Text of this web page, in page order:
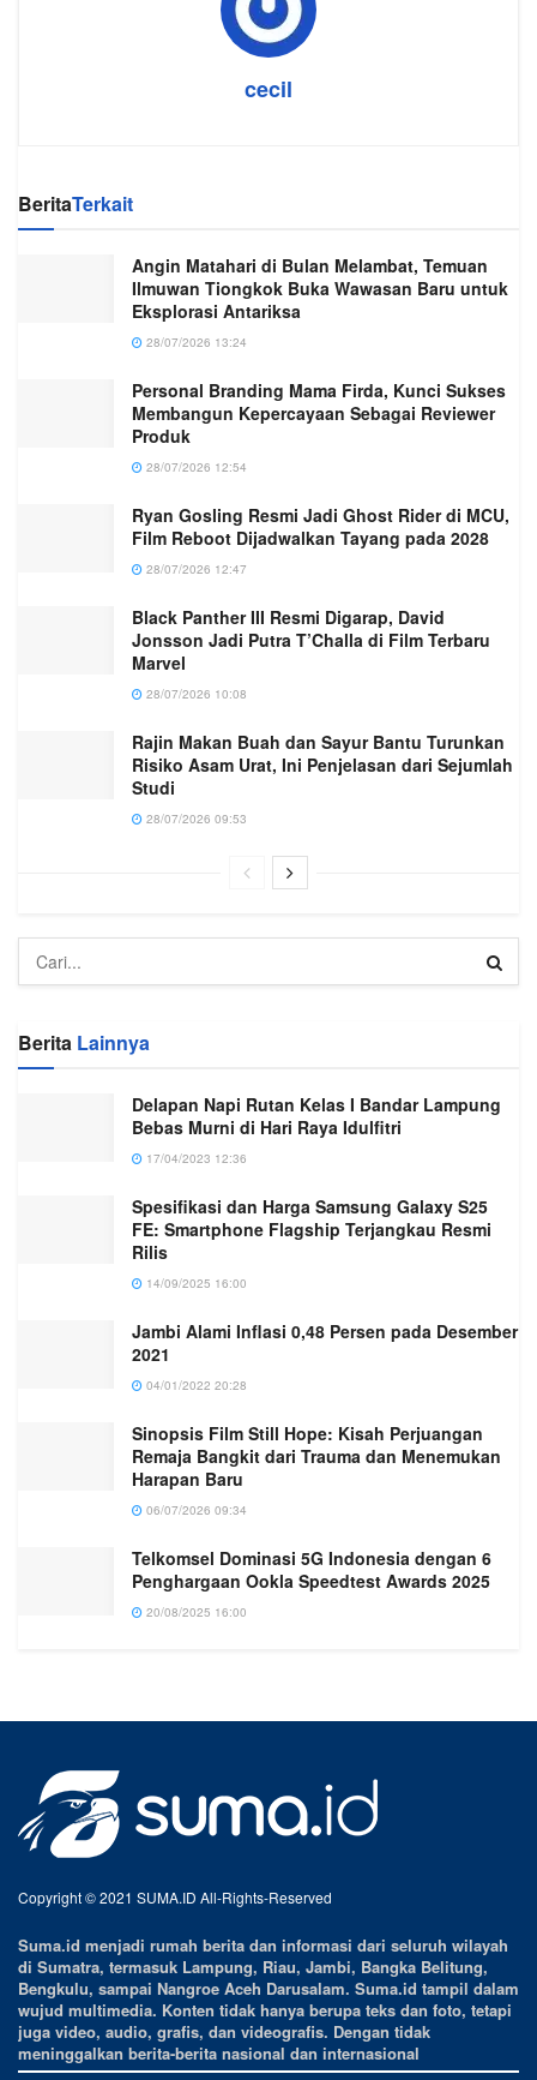
cecil
BeritaTerkait
Angin Matahari di Bulan Melambat, Temuan
Ilmuwan Tiongkok Buka Wawasan Baru untuk
Eksplorasi Antariksa
28/07/2026 13:24
Personal Branding Mama Firda, Kunci Sukses
Membangun Kepercayaan Sebagai Reviewer
Produk
28/07/2026 12:54
Ryan Gosling Resmi Jadi Ghost Rider di MCU,
Film Reboot Dijadwalkan Tayang pada 2028
28/07/2026 12:47
Black Panther III Resmi Digarap, David
Jonsson Jadi Putra T’Challa di Film Terbaru
Marvel
28/07/2026 10:08
Rajin Makan Buah dan Sayur Bantu Turunkan
Risiko Asam Urat, Ini Penjelasan dari Sejumlah
Studi
28/07/2026 09:53
Berita Lainnya
Delapan Napi Rutan Kelas I Bandar Lampung
Bebas Murni di Hari Raya Idulfitri
17/04/2023 12:36
Spesifikasi dan Harga Samsung Galaxy S25
FE: Smartphone Flagship Terjangkau Resmi
Rilis
14/09/2025 16:00
Jambi Alami Inflasi 0,48 Persen pada Desember
2021
04/01/2022 20:28
Sinopsis Film Still Hope: Kisah Perjuangan
Remaja Bangkit dari Trauma dan Menemukan
Harapan Baru
06/07/2026 09:34
Telkomsel Dominasi 5G Indonesia dengan 6
Penghargaan Ookla Speedtest Awards 2025
20/08/2025 16:00
Copyright © 2021 SUMA.ID All-Rights-Reserved
Suma.id menjadi rumah berita dan informasi dari seluruh wilayah
di Sumatra, termasuk Lampung, Riau, Jambi, Bangka Belitung,
Bengkulu, sampai Nangroe Aceh Darusalam. Suma.id tampil dalam
wujud multimedia. Konten tidak hanya berupa teks dan foto, tetapi
juga video, audio, grafis, dan videografis. Dengan tidak
meninggalkan berita-berita nasional dan internasional